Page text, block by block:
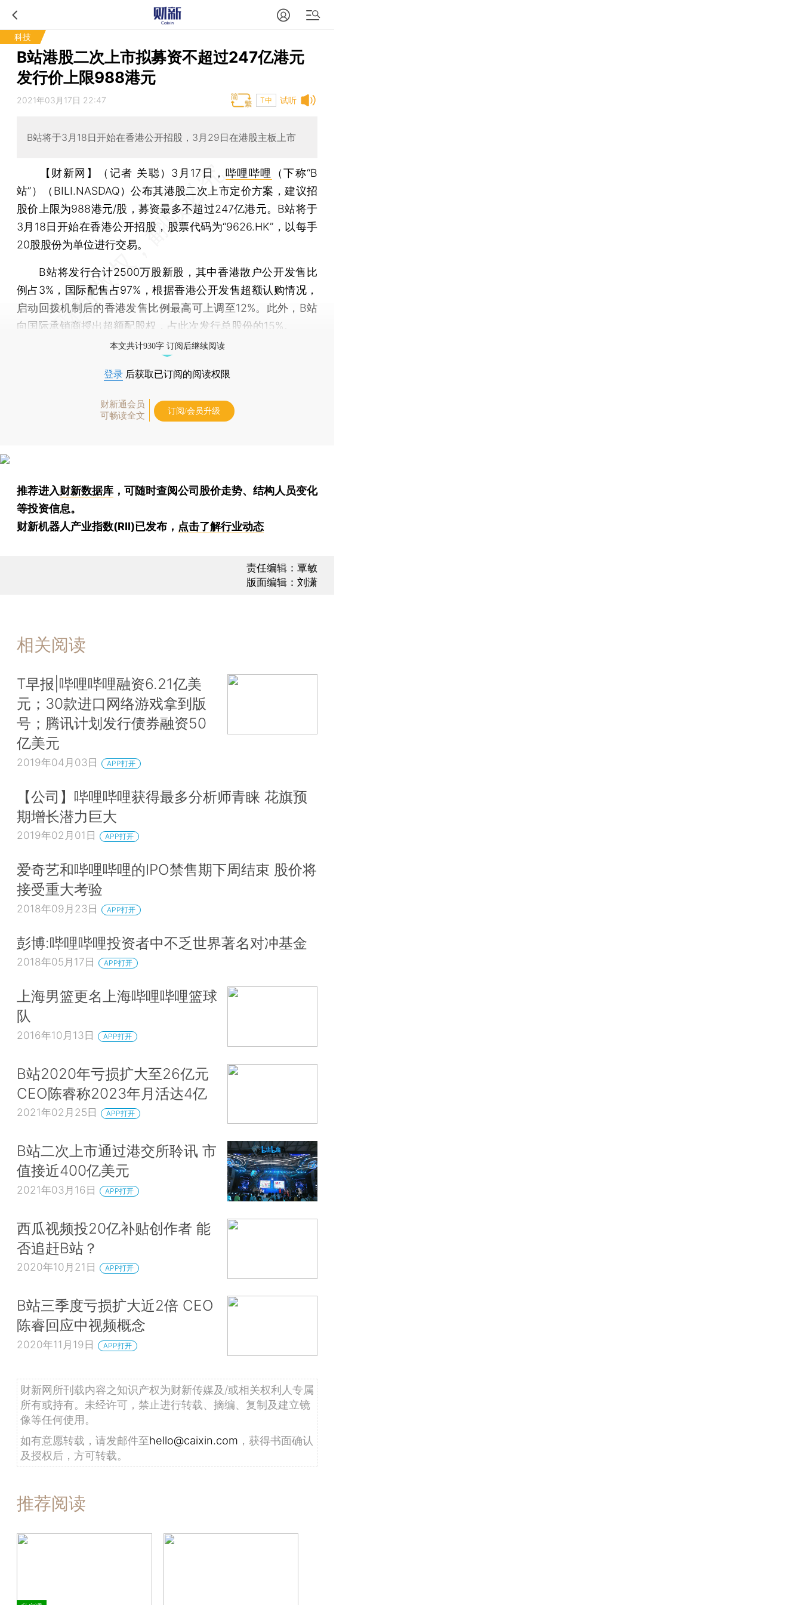
科技
B站港股二次上市拟募资不超过247亿港元
发行价上限988港元
试听
2021年03月17日 22:47 T中
B站将于3月18日开始在香港公开招股，3月29日在港股主板上市
【财新网】（记者 关聪） 3月17日， 哔哩哔哩
（下称“B
站”）（BILI.NASDAQ）公布其港股二次上市定价方案，建议招
股价上限为988港元/股，募资最多不超过247亿港元。B站将于
3月18日开始在香港公开招股，股票代码为“9626.HK”，以每手
20股股份为单位进行交易。
B站将发行合计2500万股新股，其中香港散户公开发售比
例占3%，国际配售占97%，根据香港公开发售超额认购情况，
启动回拨机制后的香港发售比例最高可上调至12%。此外，B站
向国际承销商授出超额配股权，占此次发行总股份的15%。
本文共计930字 订阅后继续阅读
登录 后获取已订阅的阅读权限
财新通会员
可畅读全文
订阅/会员升级
推荐进入财新数据库 ，可随时查阅公司股价走势、结构人员变化
等投资信息。
财新机器人产业指数(RII)已发布， 点击了解行业动态
责任编辑：覃敏
版面编辑：刘潇
相关阅读
T早报|哔哩哔哩融资6.21亿美
元；30款进口网络游戏拿到版
号；腾讯计划发行债券融资50
亿美元
2019年04月03日 APP打开
【公司】哔哩哔哩获得最多分析师青睐 花旗预
期增长潜力巨大
2019年02月01日 APP打开
爱奇艺和哔哩哔哩的IPO禁售期下周结束 股价将
接受重大考验
2018年09月23日 APP打开
彭博:哔哩哔哩投资者中不乏世界著名对冲基金
2018年05月17日 APP打开
上海男篮更名上海哔哩哔哩篮球
队
2016年10月13日 APP打开
B站2020年亏损扩大至26亿元
CEO陈睿称2023年月活达4亿
2021年02月25日 APP打开
B站二次上市通过港交所聆讯 市
值接近400亿美元
2021年03月16日 APP打开
西瓜视频投20亿补贴创作者 能
否追赶B站？
2020年10月21日 APP打开
B站三季度亏损扩大近2倍 CEO
陈睿回应中视频概念
2020年11月19日 APP打开
财新网所刊载内容之知识产权为财新传媒及/或相关权利人专属
所有或持有。未经许可，禁止进行转载、摘编、复制及建立镜
像等任何使用。
如有意愿转载，请发邮件至hello@caixin.com ，获得书面确认
及授权后，方可转载。
推荐阅读